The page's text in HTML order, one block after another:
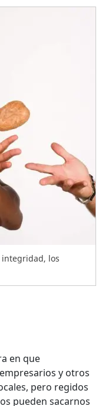
integridad, los
en que
y otros
pero regidos
pueden sacarnos